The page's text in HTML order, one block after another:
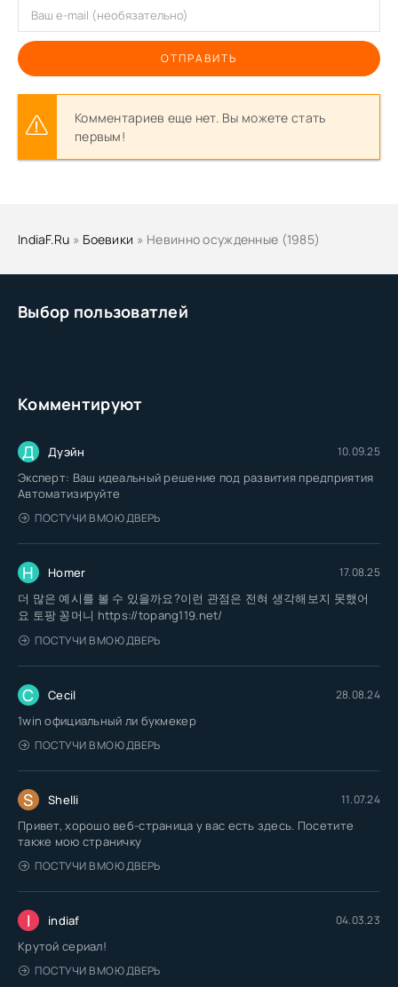
Выбор пользоватлей
Комментируют
Д Дуэйн 10.09.25
Эксперт: Ваш идеальный решение под развития предприятия
Автоматизируйте
ПОСТУЧИ В МОЮ ДВЕРЬ
H Homer 17.08.25
더 많은 예시를 볼 수 있을까요?이런 관점은 전혀 생각해보지 못했어
요 토팡 꽁머니 https://topang119.net/
ПОСТУЧИ В МОЮ ДВЕРЬ
C Cecil 28.08.24
1win официальный ли букмекер
ПОСТУЧИ В МОЮ ДВЕРЬ
S Shelli 11.07.24
Привет, хорошо веб-страница у вас есть здесь. Посетите
также мою страничку
ПОСТУЧИ В МОЮ ДВЕРЬ
I indiaf 04.03.23
Крутой сериал!
ПОСТУЧИ В МОЮ ДВЕРЬ
ОТПРАВИТЬ
Комментариев еще нет. Вы можете стать
первым!
IndiaF.Ru » Боевики » Невинно осужденные (1985)